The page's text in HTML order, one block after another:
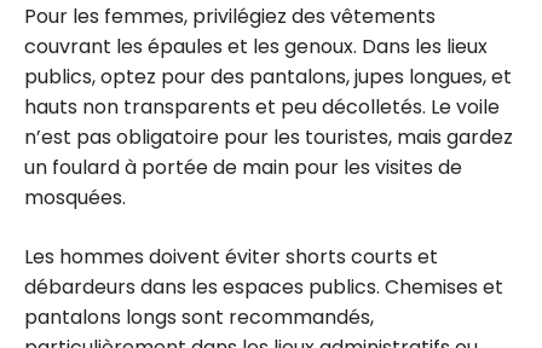
Pour les femmes, privilégiez des vêtements
couvrant les épaules et les genoux. Dans les lieux
publics, optez pour des pantalons, jupes longues, et
hauts non transparents et peu décolletés. Le voile
n’est pas obligatoire pour les touristes, mais gardez
un foulard à portée de main pour les visites de
mosquées.
Les hommes doivent éviter shorts courts et
débardeurs dans les espaces publics. Chemises et
pantalons longs sont recommandés,